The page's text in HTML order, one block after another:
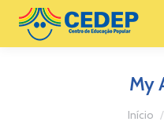
My
Você
Início